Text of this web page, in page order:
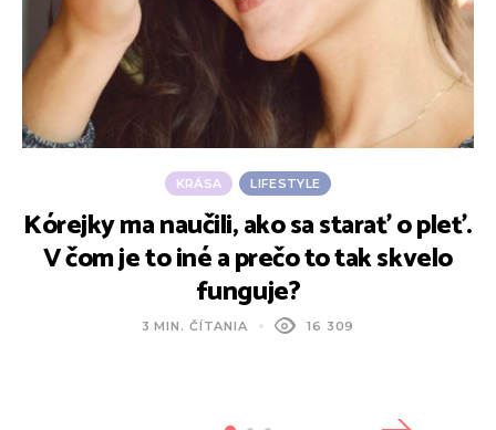
KRÁSA LIFESTYLE
Kórejky ma naučili, ako sa starať o pleť.
V čom je to iné a prečo to tak skvelo
funguje?
3 MIN. ČÍTANIA 16 309